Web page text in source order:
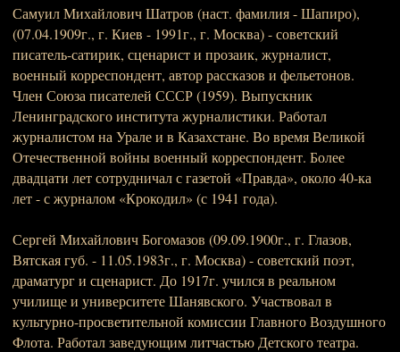
Самуил Михайлович Шатров (наст. фамилия - Шапиро),
(07.04.1909г., г. Киев - 1991г., г. Москва) - советский
писатель-сатирик, сценарист и прозаик, журналист,
военный корреспондент, автор рассказов и фельетонов.
Член Союза писателей СССР (1959). Выпускник
Ленинградского института журналистики. Работал
журналистом на Урале и в Казахстане. Во время Великой
Отечественной войны военный корреспондент. Более
двадцати лет сотрудничал с газетой «Правда», около 40-ка
лет - с журналом «Крокодил» (с 1941 года).
Сергей Михайлович Богомазов (09.09.1900г., г. Глазов,
Вятская губ. - 11.05.1983г., г. Москва) - советский поэт,
драматург и сценарист. До 1917г. учился в реальном
училище и университете Шанявского. Участвовал в
культурно-просветительной комиссии Главного Воздушного
Флота. Работал заведующим литчастью Детского театра.